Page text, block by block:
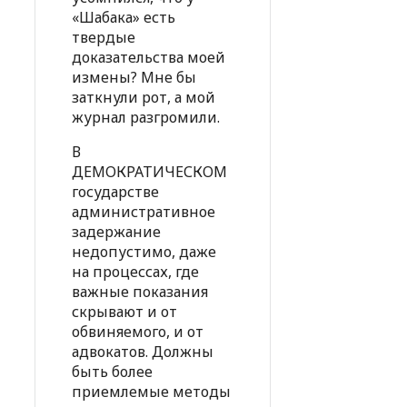
«Шабака» есть
твердые
доказательства моей
измены? Мне бы
заткнули рот, а мой
журнал разгромили.
В
ДЕМОКРАТИЧЕСКОМ
государстве
административное
задержание
недопустимо, даже
на процессах, где
важные показания
скрывают и от
обвиняемого, и от
адвокатов. Должны
быть более
приемлемые методы